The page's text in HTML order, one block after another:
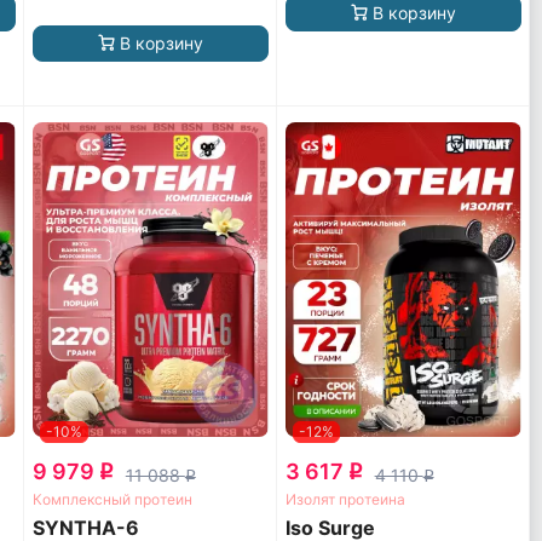
В корзину
В корзину
-10%
9 979 q 11 088q
Комплексный протеин
SYNTHA-6
-12%
3 617 q 4 110q
Изолят протеина
Iso Surge